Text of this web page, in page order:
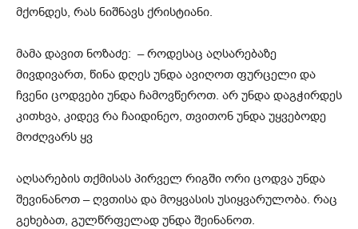
მქონდეს, რას ნიშნავს ქრისტიანი.
მამა დავით ნოზაძე: – როდესაც აღსარებაზე
მივდივართ, წინა დღეს უნდა ავიღოთ ფურცელი და
ჩვენი ცოდვები უნდა ჩამოვწეროთ. არ უნდა დაგჭირდეს
კითხვა, კიდევ რა ჩაიდინეო, თვითონ უნდა უყვებოდე
მოძღვარს ყვ
აღსარების თქმისას პირველ რიგში ორი ცოდვა უნდა
შევინანოთ – ღვთისა და მოყვასის უსიყვარულობა. რაც
გეხებათ, გულწრფელად უნდა შეინანოთ.